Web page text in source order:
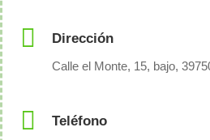
Dirección
Calle el Monte, 15, bajo,
Teléfono